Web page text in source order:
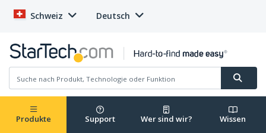
Schweiz Deutsch
Produkte Support Wer sind wir? Wissen